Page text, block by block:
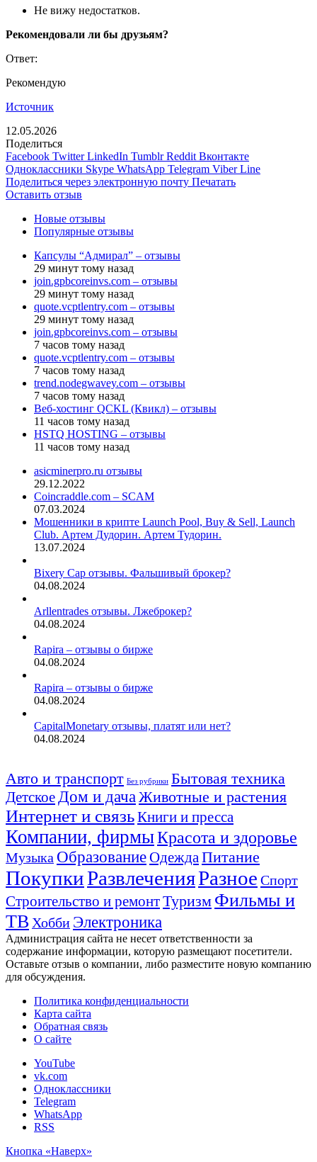
Не вижу недостатков.
Рекомендовали ли бы друзьям?
Ответ:
Рекомендую
Источник
12.05.2026
Поделиться
Facebook Twitter LinkedIn Tumblr Reddit Вконтакте
Одноклассники Skype WhatsApp Telegram Viber Line
Поделиться через электронную почту Печатать
Оставить отзыв
Новые отзывы
Популярные отзывы
Капсулы “Адмирал” – отзывы
29 минут тому назад
join.gpbcoreinvs.com – отзывы
29 минут тому назад
quote.vcptlentry.com – отзывы
29 минут тому назад
join.gpbcoreinvs.com – отзывы
7 часов тому назад
quote.vcptlentry.com – отзывы
7 часов тому назад
trend.nodegwavey.com – отзывы
7 часов тому назад
Веб-хостинг QCKL (Квикл) – отзывы
11 часов тому назад
HSTQ HOSTING – отзывы
11 часов тому назад
asicminerpro.ru отзывы
29.12.2022
Coincraddle.com – SCAM
07.03.2024
Мошенники в крипте Launch Pool, Buy & Sell, Launch
Club. Артем Дудорин. Артем Тудорин.
13.07.2024
Bixery Cap отзывы. Фальшивый брокер?
04.08.2024
Arllentrades отзывы. Лжеброкер?
04.08.2024
Rapira – отзывы о бирже
04.08.2024
Rapira – отзывы о бирже
04.08.2024
CapitalMonetary отзывы, платят или нет?
04.08.2024
Авто и транспорт Без рубрики Бытовая техника
Детское Дом и дача Животные и растения
Интернет и связьКниги и пресса
Компании, фирмыКрасота и здоровье
Музыка ОбразованиеОдежда Питание
ПокупкиРазвлеченияРазное Спорт
Строительство и ремонтТуризм Фильмы и
ТВ Хобби Электроника
Администрация сайта не несет ответственности за
содержание информации, которую размещают посетители.
Оставьте отзыв о компании, либо разместите новую компанию
для обсуждения.
Политика конфиденциальности
Карта сайта
Обратная связь
О сайте
YouTube
vk.com
Одноклассники
Telegram
WhatsApp
RSS
Кнопка «Наверх»